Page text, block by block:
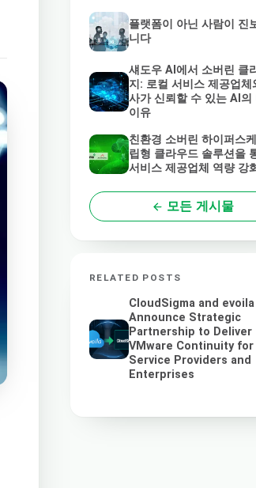
플랫폼이 아닌 사람이 진
니다
섀도우 AI에서 소버린 클
지: 로컬 서비스 제공업체
사가 신뢰할 수 있는 AI의
이유
친환경 소버린 하이퍼스
립형 클라우드 솔루션을
서비스 제공업체 역량 강
모든 게시물
RELATED POSTS
CloudSigma and evoila
Announce Strategic
Partnership to Deliver
VMware Continuity for
Service Providers and
Enterprises